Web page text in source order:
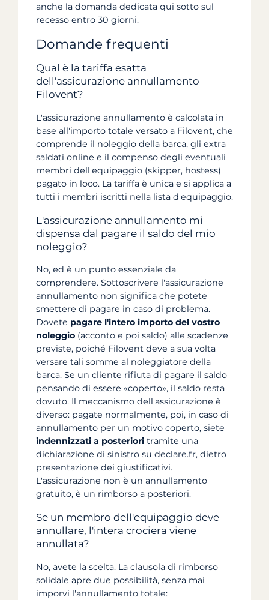
anche la domanda dedicata qui sotto sul
recesso entro 30 giorni.
Domande frequenti
Qual è la tariffa esatta
dell'assicurazione annullamento
Filovent?
L'assicurazione annullamento è calcolata in
base all'importo totale versato a Filovent, che
comprende il noleggio della barca, gli extra
saldati online e il compenso degli eventuali
membri dell'equipaggio (skipper, hostess)
pagato in loco. La tariffa è unica e si applica a
tutti i membri iscritti nella lista d'equipaggio.
L'assicurazione annullamento mi
dispensa dal pagare il saldo del mio
noleggio?
No, ed è un punto essenziale da
comprendere. Sottoscrivere l'assicurazione
annullamento non significa che potete
smettere di pagare in caso di problema.
Dovete pagare l'intero importo del vostro
noleggio (acconto e poi saldo) alle scadenze
previste, poiché Filovent deve a sua volta
versare tali somme al noleggiatore della
barca. Se un cliente rifiuta di pagare il saldo
pensando di essere «coperto», il saldo resta
dovuto. Il meccanismo dell'assicurazione è
diverso: pagate normalmente, poi, in caso di
annullamento per un motivo coperto, siete
indennizzati a posteriori tramite una
dichiarazione di sinistro su declare.fr, dietro
presentazione dei giustificativi.
L'assicurazione non è un annullamento
gratuito, è un rimborso a posteriori.
Se un membro dell'equipaggio deve
annullare, l'intera crociera viene
annullata?
No, avete la scelta. La clausola di rimborso
solidale apre due possibilità, senza mai
imporvi l'annullamento totale: